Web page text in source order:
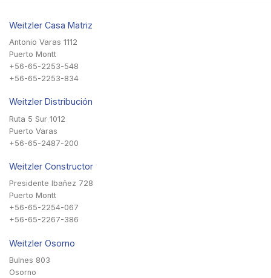
Weitzler Casa Matriz
Antonio Varas 1112
Puerto Montt
+56-65-2253-548
+56-65-2253-834
Weitzler Distribución
Ruta 5 Sur 1012
Puerto Varas
+56-65-2487-200
Weitzler Constructor
Presidente Ibañez 728
Puerto Montt
+56-65-2254-067
+56-65-2267-386
Weitzler Osorno
Bulnes 803
Osorno